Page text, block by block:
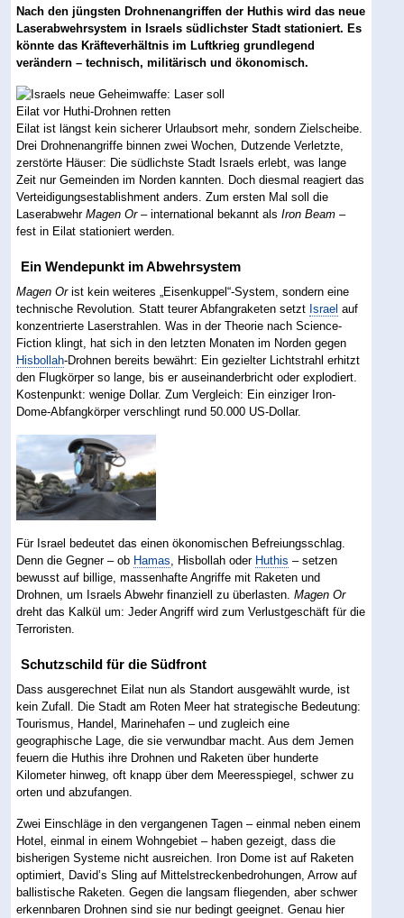
Nach den jüngsten Drohnenangriffen der Huthis wird das neue
Laserabwehrsystem in Israels südlichster Stadt stationiert. Es
könnte das Kräfteverhältnis im Luftkrieg grundlegend
verändern – technisch, militärisch und ökonomisch.
Eilat ist längst kein sicherer Urlaubsort mehr, sondern Zielscheibe.
Drei Drohnenangriffe binnen zwei Wochen, Dutzende Verletzte,
zerstörte Häuser: Die südlichste Stadt Israels erlebt, was lange
Zeit nur Gemeinden im Norden kannten. Doch diesmal reagiert das
Verteidigungsestablishment anders. Zum ersten Mal soll die
LaserabwehrMagen Or– international bekannt alsIron Beam –
fest in Eilat stationiert werden.
Ein Wendepunkt im Abwehrsystem
Magen Orist kein weiteres „Eisenkuppel“-System, sondern eine
technische Revolution. Statt teurer Abfangraketen setzt Israel auf
konzentrierte Laserstrahlen. Was in der Theorie nach Science-
Fiction klingt, hat sich in den letzten Monaten im Norden gegen
Hisbollah-Drohnen bereits bewährt: Ein gezielter Lichtstrahl erhitzt
den Flugkörper so lange, bis er auseinanderbricht oder explodiert.
Kostenpunkt: wenige Dollar. Zum Vergleich: Ein einziger Iron-
Dome-Abfangkörper verschlingt rund 50.000 US-Dollar.
Für Israel bedeutet das einen ökonomischen Befreiungsschlag.
Denn die Gegner – ob Hamas , Hisbollah oder Huthis – setzen
bewusst auf billige, massenhafte Angriffe mit Raketen und
Drohnen, um Israels Abwehr finanziell zu überlasten.Magen Or
dreht das Kalkül um: Jeder Angriff wird zum Verlustgeschäft für die
Terroristen.
Schutzschild für die Südfront
Dass ausgerechnet Eilat nun als Standort ausgewählt wurde, ist
kein Zufall. Die Stadt am Roten Meer hat strategische Bedeutung:
Tourismus, Handel, Marinehafen – und zugleich eine
geographische Lage, die sie verwundbar macht. Aus dem Jemen
feuern die Huthis ihre Drohnen und Raketen über hunderte
Kilometer hinweg, oft knapp über dem Meeresspiegel, schwer zu
orten und abzufangen.
Zwei Einschläge in den vergangenen Tagen – einmal neben einem
Hotel, einmal in einem Wohngebiet – haben gezeigt, dass die
bisherigen Systeme nicht ausreichen. Iron Dome ist auf Raketen
optimiert, David’s Sling auf Mittelstreckenbedrohungen, Arrow auf
ballistische Raketen. Gegen die langsam fliegenden, aber schwer
erkennbaren Drohnen sind sie nur bedingt geeignet. Genau hier